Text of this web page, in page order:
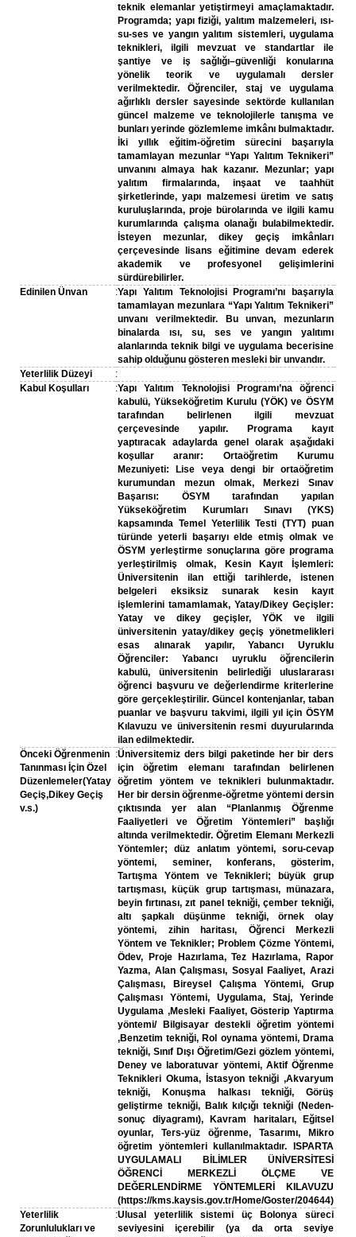
teknik elemanlar yetiştirmeyi amaçlamaktadır.
Programda; yapı fiziği, yalıtım malzemeleri, ısı-
su-ses ve yangın yalıtım sistemleri, uygulama
teknikleri, ilgili mevzuat ve standartlar ile
şantiye ve iş sağlığı–güvenliği konularına
yönelik teorik ve uygulamalı dersler
verilmektedir. Öğrenciler, staj ve uygulama
ağırlıklı dersler sayesinde sektörde kullanılan
güncel malzeme ve teknolojilerle tanışma ve
bunları yerinde gözlemleme imkânı bulmaktadır.
İki yıllık eğitim-öğretim sürecini başarıyla
tamamlayan mezunlar “Yapı Yalıtım Teknikeri”
unvanını almaya hak kazanır. Mezunlar; yapı
yalıtım firmalarında, inşaat ve taahhüt
şirketlerinde, yapı malzemesi üretim ve satış
kuruluşlarında, proje bürolarında ve ilgili kamu
kurumlarında çalışma olanağı bulabilmektedir.
İsteyen mezunlar, dikey geçiş imkânları
çerçevesinde lisans eğitimine devam ederek
akademik ve profesyonel gelişimlerini
sürdürebilirler.
Edinilen Ünvan
:Yapı Yalıtım Teknolojisi Programı’nı başarıyla
tamamlayan mezunlara “Yapı Yalıtım Teknikeri”
unvanı verilmektedir. Bu unvan, mezunların
binalarda ısı, su, ses ve yangın yalıtımı
alanlarında teknik bilgi ve uygulama becerisine
sahip olduğunu gösteren mesleki bir unvandır.
Yeterlilik Düzeyi
:
Kabul Koşulları
:Yapı Yalıtım Teknolojisi Programı’na öğrenci
kabulü, Yükseköğretim Kurulu (YÖK) ve ÖSYM
tarafından belirlenen ilgili mevzuat
çerçevesinde yapılır. Programa kayıt
yaptıracak adaylarda genel olarak aşağıdaki
koşullar aranır: Ortaöğretim Kurumu
Mezuniyeti: Lise veya dengi bir ortaöğretim
kurumundan mezun olmak, Merkezi Sınav
Başarısı: ÖSYM tarafından yapılan
Yükseköğretim Kurumları Sınavı (YKS)
kapsamında Temel Yeterlilik Testi (TYT) puan
türünde yeterli başarıyı elde etmiş olmak ve
ÖSYM yerleştirme sonuçlarına göre programa
yerleştirilmiş olmak, Kesin Kayıt İşlemleri:
Üniversitenin ilan ettiği tarihlerde, istenen
belgeleri eksiksiz sunarak kesin kayıt
işlemlerini tamamlamak, Yatay/Dikey Geçişler:
Yatay ve dikey geçişler, YÖK ve ilgili
üniversitenin yatay/dikey geçiş yönetmelikleri
esas alınarak yapılır, Yabancı Uyruklu
Öğrenciler: Yabancı uyruklu öğrencilerin
kabulü, üniversitenin belirlediği uluslararası
öğrenci başvuru ve değerlendirme kriterlerine
göre gerçekleştirilir. Güncel kontenjanlar, taban
puanlar ve başvuru takvimi, ilgili yıl için ÖSYM
Kılavuzu ve üniversitenin resmi duyurularında
ilan edilmektedir.
Önceki Öğrenmenin
Tanınması İçin Özel
Düzenlemeler(Yatay
Geçiş,Dikey Geçiş
v.s.)
:Üniversitemiz ders bilgi paketinde her bir ders
için öğretim elemanı tarafından belirlenen
öğretim yöntem ve teknikleri bulunmaktadır.
Her bir dersin öğrenme-öğretme yöntemi dersin
çıktısında yer alan “Planlanmış Öğrenme
Faaliyetleri ve Öğretim Yöntemleri” başlığı
altında verilmektedir. Öğretim Elemanı Merkezli
Yöntemler; düz anlatım yöntemi, soru-cevap
yöntemi, seminer, konferans, gösterim,
Tartışma Yöntem ve Teknikleri; büyük grup
tartışması, küçük grup tartışması, münazara,
beyin fırtınası, zıt panel tekniği, çember tekniği,
altı şapkalı düşünme tekniği, örnek olay
yöntemi, zihin haritası, Öğrenci Merkezli
Yöntem ve Teknikler; Problem Çözme Yöntemi,
Ödev, Proje Hazırlama, Tez Hazırlama, Rapor
Yazma, Alan Çalışması, Sosyal Faaliyet, Arazi
Çalışması, Bireysel Çalışma Yöntemi, Grup
Çalışması Yöntemi, Uygulama, Staj, Yerinde
Uygulama ,Mesleki Faaliyet, Gösterip Yaptırma
yöntemi/ Bilgisayar destekli öğretim yöntemi
,Benzetim tekniği, Rol oynama yöntemi, Drama
tekniği, Sınıf Dışı Öğretim/Gezi gözlem yöntemi,
Deney ve laboratuvar yöntemi, Aktif Öğrenme
Teknikleri Okuma, İstasyon tekniği ,Akvaryum
tekniği, Konuşma halkası tekniği, Görüş
geliştirme tekniği, Balık kılçığı tekniği (Neden-
sonuç diyagramı), Kavram haritaları, Eğitsel
oyunlar, Ters-yüz öğrenme, Tasarımı, Mikro
öğretim yöntemleri kullanılmaktadır. ISPARTA
UYGULAMALI BİLİMLER ÜNİVERSİTESİ
ÖĞRENCİ MERKEZLİ ÖLÇME VE
DEĞERLENDİRME YÖNTEMLERİ KILAVUZU
(https://kms.kaysis.gov.tr/Home/Goster/204644)
Yeterlilik
Zorunlulukları ve
:Ulusal yeterlilik sistemi üç Bolonya süreci
seviyesini içerebilir (ya da orta seviye